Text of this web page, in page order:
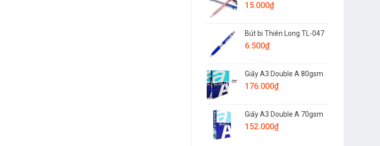
15.000₫
Bút bi Thiên Long TL-047
6.500₫
Giấy A3 Double A 80gsm
176.000₫
Giấy A3 Double A 70gsm
152.000₫